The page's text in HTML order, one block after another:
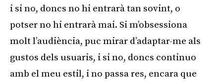
i si no, doncs no hi entrarà tan sovint, o
potser no hi entrarà mai. Si m’obsessiona
molt l’audiència, puc mirar d’adaptar-me als
gustos dels usuaris, i si no, doncs continuo
amb el meu estil, i no passa res, encara que